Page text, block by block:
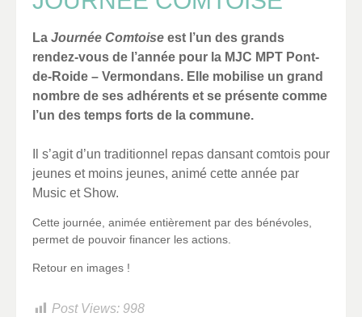
La Journée Comtoise est l’un des grands
rendez-vous de l’année pour la MJC MPT Pont-
de-Roide – Vermondans. Elle mobilise un grand
nombre de ses adhérents et se présente comme
l’un des temps forts de la commune.
Il s’agit d’un traditionnel repas dansant comtois pour
jeunes et moins jeunes, animé cette année par
Music et Show.
Cette journée, animée entièrement par des bénévoles,
permet de pouvoir financer les actions.
Retour en images !
Post Views: 998